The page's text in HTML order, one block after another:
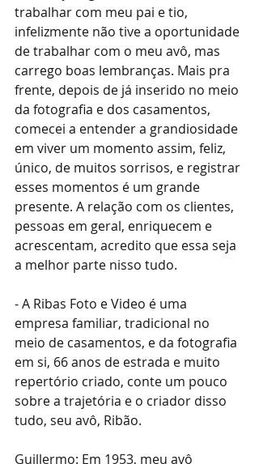
trabalhar com meu pai e tio,
infelizmente não tive a oportunidade
de trabalhar com o meu avô, mas
carrego boas lembranças. Mais pra
frente, depois de já inserido no meio
da fotografia e dos casamentos,
comecei a entender a grandiosidade
em viver um momento assim, feliz,
único, de muitos sorrisos, e registrar
esses momentos é um grande
presente. A relação com os clientes,
pessoas em geral, enriquecem e
acrescentam, acredito que essa seja
a melhor parte nisso tudo.
- A Ribas Foto e Video é uma
empresa familiar, tradicional no
meio de casamentos, e da fotografia
em si, 66 anos de estrada e muito
repertório criado, conte um pouco
sobre a trajetória e o criador disso
tudo, seu avô, Ribão.
Guillermo: Em 1953, meu avô